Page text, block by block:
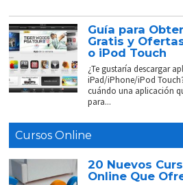
Guía para
Gratis y
o iPod Touch
¿Te gustaría descargar
iPad/iPhone/iPod
cuándo una aplicación
para...
Cursos Online
20 Nuevos
Online Que